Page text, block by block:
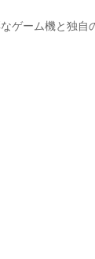
ゲーム機と独